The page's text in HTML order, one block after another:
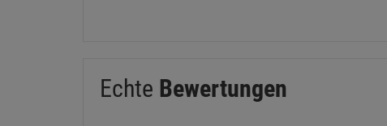
Echte Bewertungen